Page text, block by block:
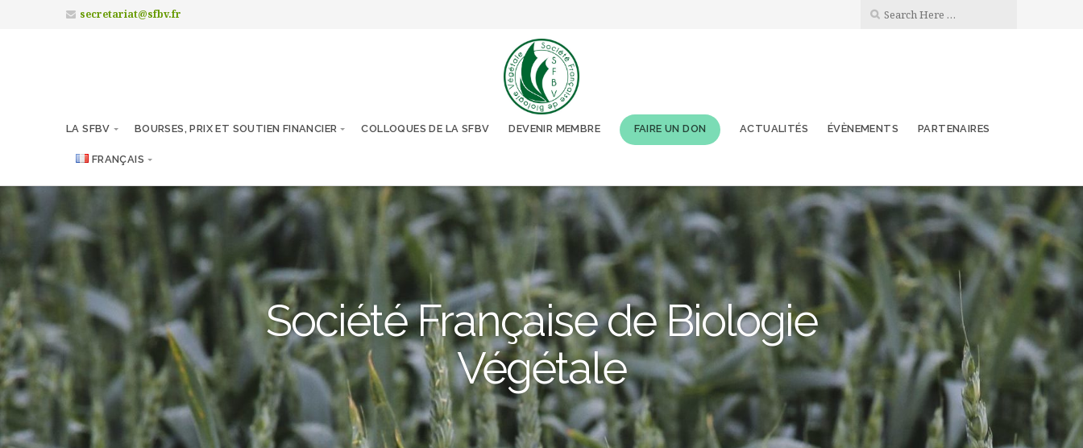
secretariat@sfbv.fr
LA SFBV BOURSES, PRIX ET SOUTIEN FINANCIER COLLOQUES DE LA SFBV DEVENIR MEMBRE FAIRE UN DON ACTUALITÉS ÉVÈNEMENTS PARTENAIRES
FRANÇAIS
Société Française de Biologie
Végétale